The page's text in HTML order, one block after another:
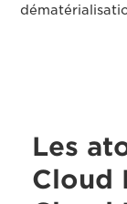
Les
Cloud